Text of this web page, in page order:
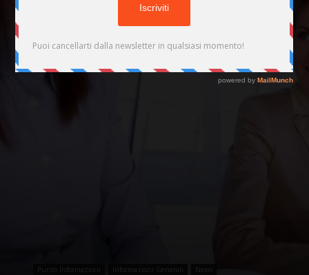
Punto Informazioni Informazioni Generali News